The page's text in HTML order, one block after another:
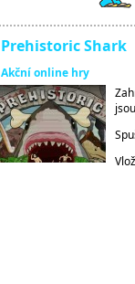
Prehistoric Shark
Akční online hry